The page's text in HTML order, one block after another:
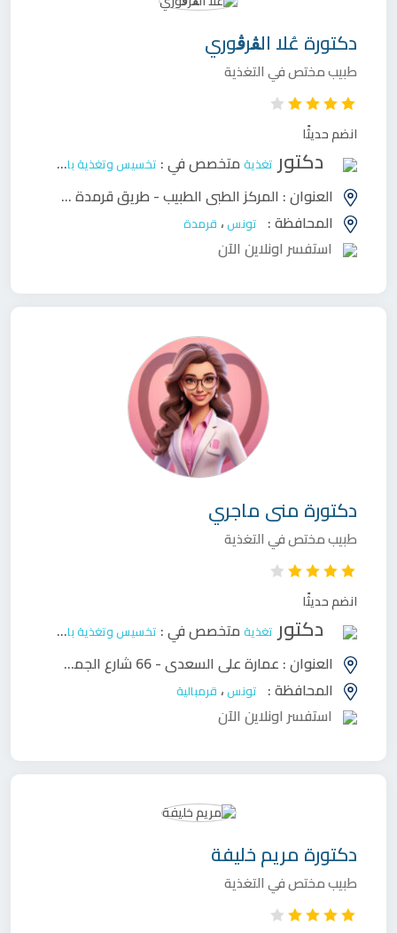
دكتورة عُلا الڨرڨوري
طبيب مختص في التغذية
انضم حديثًا
دكتور تغذيةمتخصص في : تخسيس وتغذية بالغين
العنوان : المركز الطبي الطبيب - طريق قرمدة كم 3 (قرب مصحة ابن خلدون) صفاقس
المحافظة : تونس، قرمدة
استفسر اونلاين الآن
دكتورة منى ماجري
طبيب مختص في التغذية
انضم حديثًا
دكتور تغذيةمتخصص في : تخسيس وتغذية بالغين
العنوان : عمارة علي السعدي - 66 شارع الجمهورية ، طريق بني خلاد ـ قرمبالية
المحافظة : تونس، قرمبالية
استفسر اونلاين الآن
دكتورة مريم خليفة
طبيب مختص في التغذية